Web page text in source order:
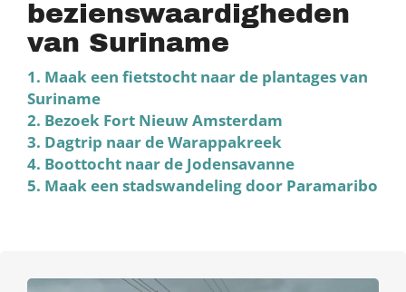
bezienswaardigheden
van Suriname
1. Maak een fietstocht naar de plantages van
Suriname
2. Bezoek Fort Nieuw Amsterdam
3. Dagtrip naar de Warappakreek
4. Boottocht naar de Jodensavanne
5. Maak een stadswandeling door Paramaribo